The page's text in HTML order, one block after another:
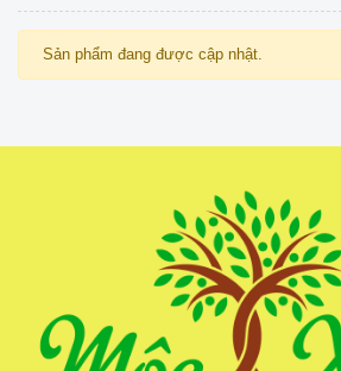
Sản phẩm đang được cập nhật.